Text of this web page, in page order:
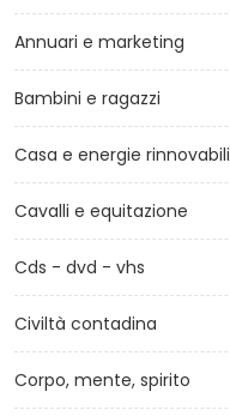
Annuari e marketing
Bambini e ragazzi
Casa e energie rinnovabili
Cavalli e equitazione
Cds - dvd - vhs
Civiltà contadina
Corpo, mente, spirito